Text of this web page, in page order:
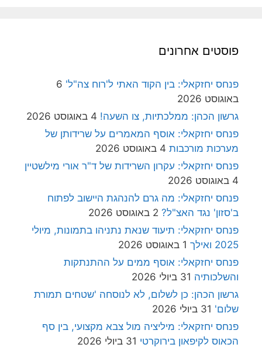
פוסטים אחרונים
פנחס יחזקאלי: בין הקוד האתי ל'רוח צה"ל' 6
באוגוסט 2026
גרשון הכהן: ממלכתיות, צו השעה! 4 באוגוסט 2026
פנחס יחזקאלי: אוסף המאמרים על שרידותן של
מערכות מורכבות 4 באוגוסט 2026
פנחס יחזקאלי: עקרון השרידות של ד"ר אורי מילשטיין
4 באוגוסט 2026
פנחס יחזקאלי: מה גרם להנהגת היישוב לפתוח
ב'סזון' נגד האצ"ל? 2 באוגוסט 2026
פנחס יחזקאלי: תיעוד שנאת נתניהו בתמונות, מיולי
2025 ואילך
1 באוגוסט 2026
פנחס יחזקאלי: אוסף ממים על ההתנתקות
והשלכותיה 31 ביולי 2026
גרשון הכהן: כן לשלום, לא לנוסחה 'שטחים תמורת
שלום' 31 ביולי 2026
פנחס יחזקאלי: מיליציה מול צבא מקצועי, בין סף
הכאוס לקיפאון בירוקרטי 31 ביולי 2026